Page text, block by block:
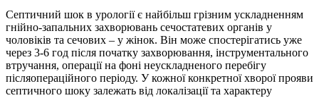
Септичний шок в урології є найбільш грізним ускладненням
гнійно-запальних захворювань сечостатевих органів у
чоловіків та сечових – у жінок. Він може спостерігатись уже
через 3-6 год після початку захворювання, інструментального
втручання, операції на фоні неускладненого перебігу
післяопераційного періоду. У кожної конкретної хворої прояви
септичного шоку залежать від локалізації та характеру